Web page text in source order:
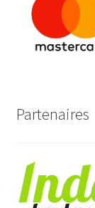
Partenaires